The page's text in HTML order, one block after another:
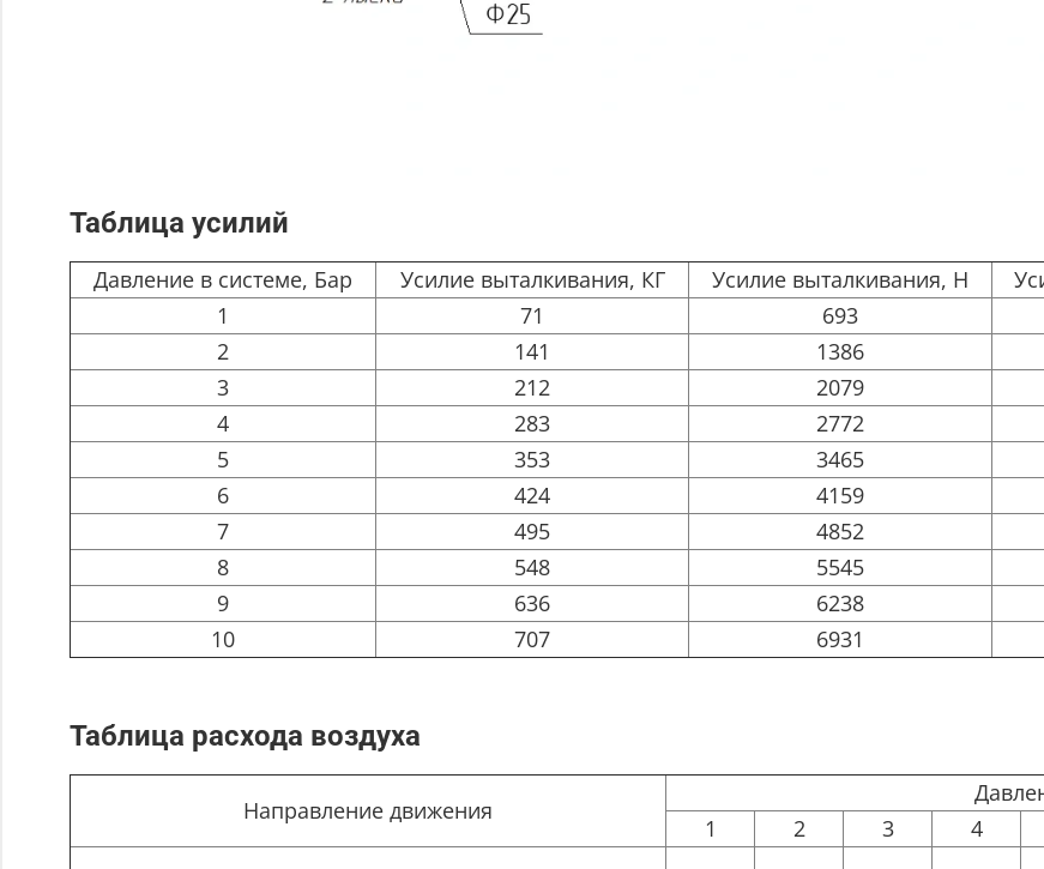
Таблица усилий
Давление в системе, Бар Усилие выталкивания, КГ Усилие выталкивания, Н
1
71 693
2
141 1386
3
212 2079
4
283 2772
5
353 3465
6
424 4159
7
495 4852
8
548 5545
9
636 6238
10
707 6931
Таблица расхода воздуха
Направление движения
1
2 3 4